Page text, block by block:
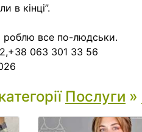
в кінці”.
роблю все по-людськи.
063 301 33 56
Послуги »